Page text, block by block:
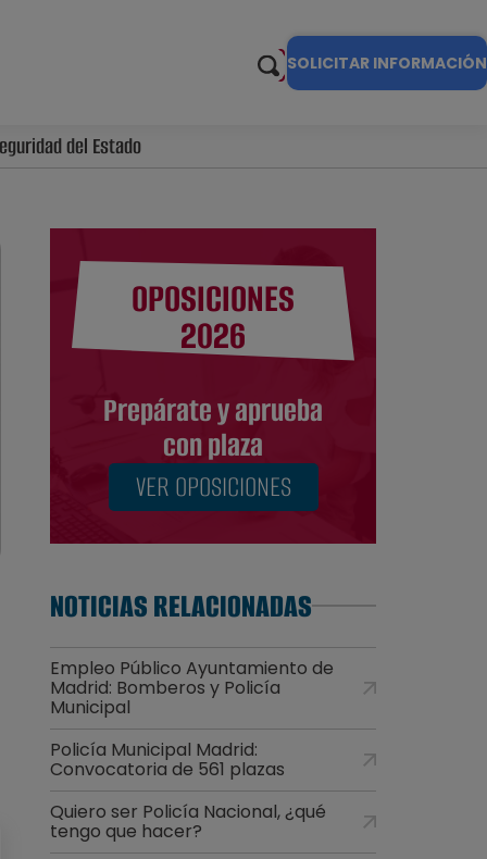
SOLICITAR INFORMACIÓN
del Estado
OPOSICIONES
2026
Prepárate y aprueba
con plaza
VER OPOSICIONES
NOTICIAS RELACIONADAS
Empleo Público Ayuntamiento de
Madrid: Bomberos y Policía
Municipal
Policía Municipal Madrid:
Convocatoria de 561 plazas
Quiero ser Policía Nacional, ¿qué
tengo que hacer?